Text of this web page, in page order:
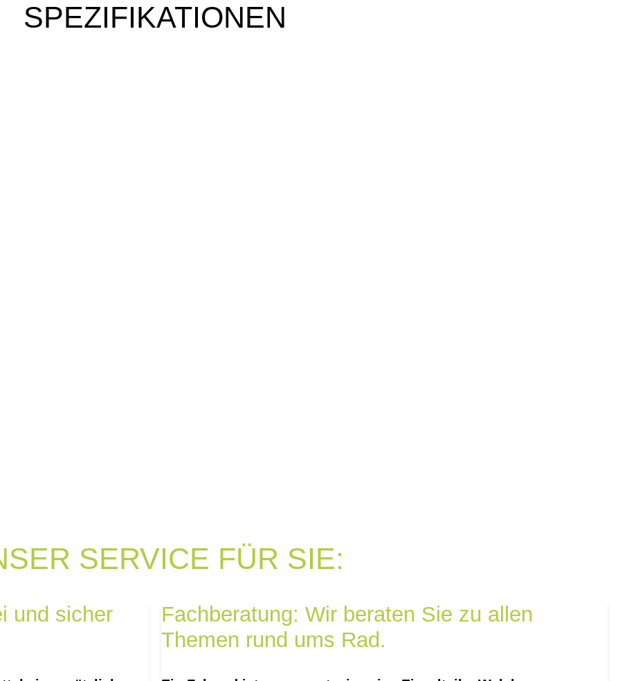
SPEZIFIKATIONEN
SERVICE FÜR SIE:
und sicher
Fachberatung: Wir beraten Sie zu allen
Themen rund ums Rad.